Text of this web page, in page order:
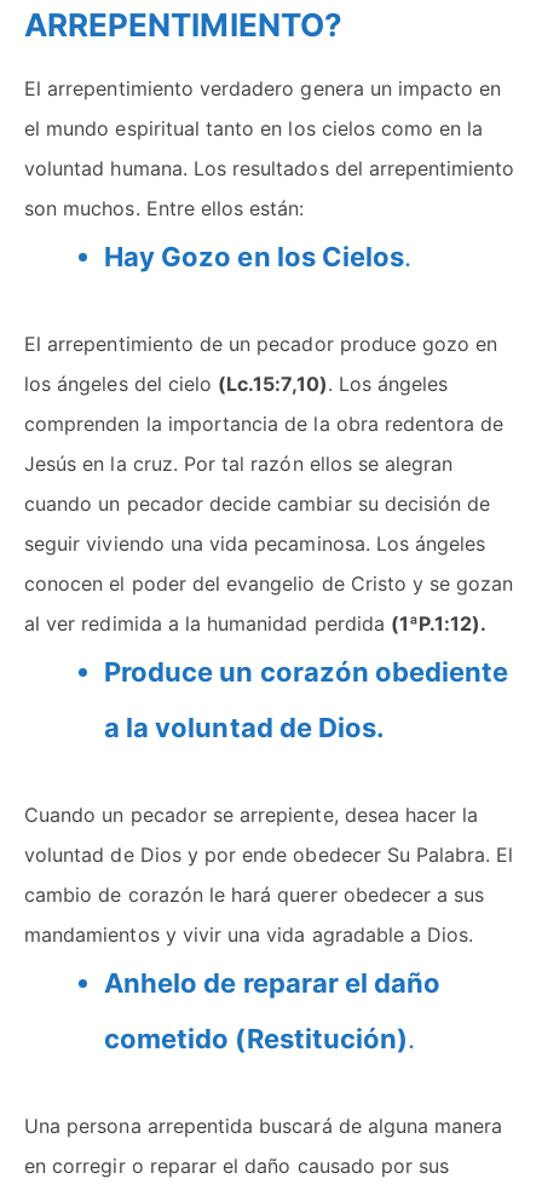
ARREPENTIMIENTO?
El arrepentimiento verdadero genera un impacto en
el mundo espiritual tanto en los cielos como en la
voluntad humana. Los resultados del arrepentimiento
son muchos. Entre ellos están:
Hay Gozo en los Cielos.
El arrepentimiento de un pecador produce gozo en
los ángeles del cielo (Lc.15:7,10). Los ángeles
comprenden la importancia de la obra redentora de
Jesús en la cruz. Por tal razón ellos se alegran
cuando un pecador decide cambiar su decisión de
seguir viviendo una vida pecaminosa. Los ángeles
conocen el poder del evangelio de Cristo y se gozan
al ver redimida a la humanidad perdida (1ªP.1:12).
Produce un corazón obediente
a la voluntad de Dios.
Cuando un pecador se arrepiente, desea hacer la
voluntad de Dios y por ende obedecer Su Palabra. El
cambio de corazón le hará querer obedecer a sus
mandamientos y vivir una vida agradable a Dios.
Anhelo de reparar el daño
cometido (Restitución).
Una persona arrepentida buscará de alguna manera
en corregir o reparar el daño causado por sus